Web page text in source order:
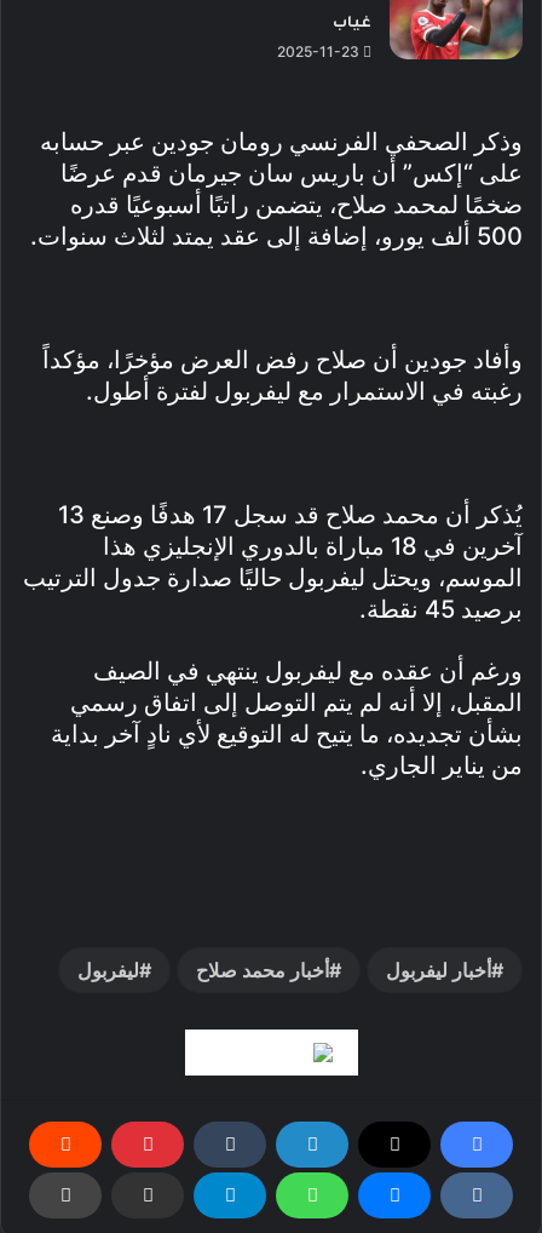
غياب
2025-11-23
وذكر الصحفي الفرنسي رومان جودين عبر حسابه
على “إكس” أن باريس سان جيرمان قدم عرضًا
ضخمًا لمحمد صلاح، يتضمن راتبًا أسبوعيًا قدره
500 ألف يورو، إضافة إلى عقد يمتد لثلاث سنوات.
وأفاد جودين أن صلاح رفض العرض مؤخرًا، مؤكداً
رغبته في الاستمرار مع ليفربول لفترة أطول.
يُذكر أن محمد صلاح قد سجل 17 هدفًا وصنع 13
آخرين في 18 مباراة بالدوري الإنجليزي هذا
الموسم، ويحتل ليفربول حاليًا صدارة جدول الترتيب
برصيد 45 نقطة.
ورغم أن عقده مع ليفربول ينتهي في الصيف
المقبل، إلا أنه لم يتم التوصل إلى اتفاق رسمي
بشأن تجديده، ما يتيح له التوقيع لأي نادٍ آخر بداية
من يناير الجاري.
أخبار ليفربول أخبار محمد صلاح ليفربول